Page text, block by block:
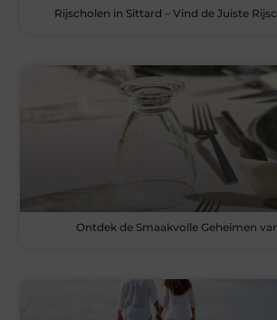
Rijscholen in Sittard – Vind de Juiste
Ontdek de Smaakvolle Geheimen